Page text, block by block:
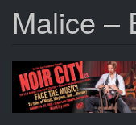
Malice –